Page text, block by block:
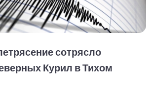
сотрясло
Курил в Тихом